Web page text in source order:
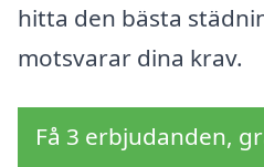
hitta den bästa
motsvarar dina krav.
Få 3 erbjudanden,